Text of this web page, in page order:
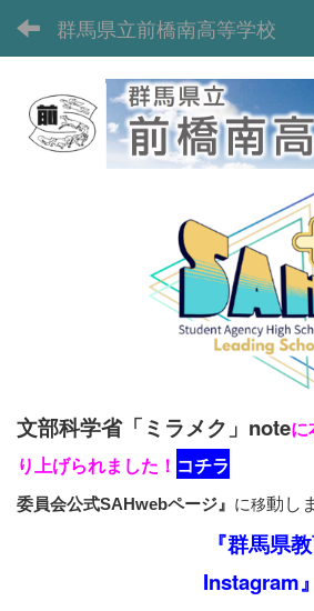
群馬県立前橋南高等学校
文部科学省「ミラメク」note
り上げられました！ コチラ
委員会公式SAHwebページ』 に移動し
『群馬県
Instagram』